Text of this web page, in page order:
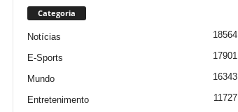
Categoria
Notícias 18564
E-Sports 17901
Mundo 16343
Entretenimento 11727